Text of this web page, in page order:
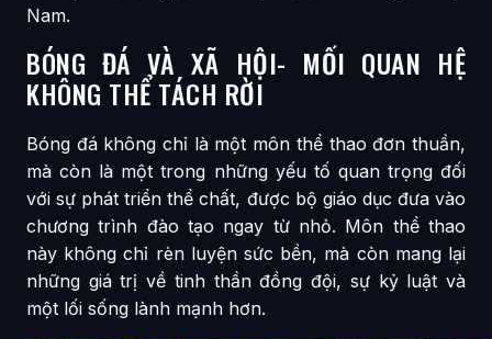
Nam.
BÓNG ĐÁ VÀ XÃ HỘI- MỐI QUAN HỆ
KHÔNG THỂ TÁCH RỜI
Bóng đá không chỉ là một môn thể thao đơn thuần,
mà còn là một trong những yếu tố quan trọng đối
với sự phát triển thể chất, được bộ giáo dục đưa vào
chương trình đào tạo ngay từ nhỏ. Môn thể thao
này không chỉ rèn luyện sức bền, mà còn mang lại
những giá trị về tinh thần đồng đội, sự kỷ luật và
một lối sống lành mạnh hơn.